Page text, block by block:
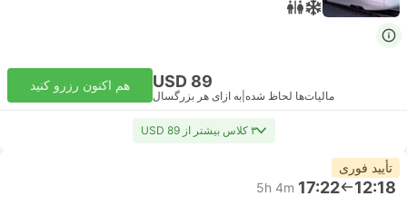
USD 89
مالیات‌ها لحاظ شده به ازای هر بزرگسال
هم اکنون رزرو کنید
۳ کلاس بیشتر از USD 89
تأیید فوری
12:18
17:22
5h 4m